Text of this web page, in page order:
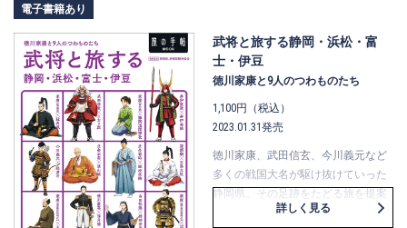
電子書籍あり
武将と旅する静岡・浜松・富
士・伊豆
徳川家康と9人のつわものたち
1,100円（税込）
2023.01.31発売
徳川家康、武田信玄、今川義元など
多くの戦国大名が駆け抜けていった
静岡県。その足跡をたどる旅を提案
する一冊です。第1部は各武将たちを
詳しく見る